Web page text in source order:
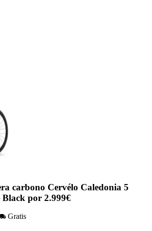
carbono Cervélo Caledonia 5
por 2.999€
Gratis